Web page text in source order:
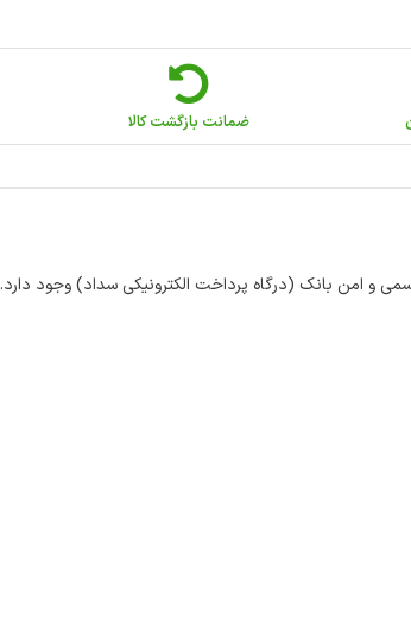
ضمانت بازگشت کالا
و امن بانک (درگاه پرداخت الکترونیکی سداد) وجود دارد.